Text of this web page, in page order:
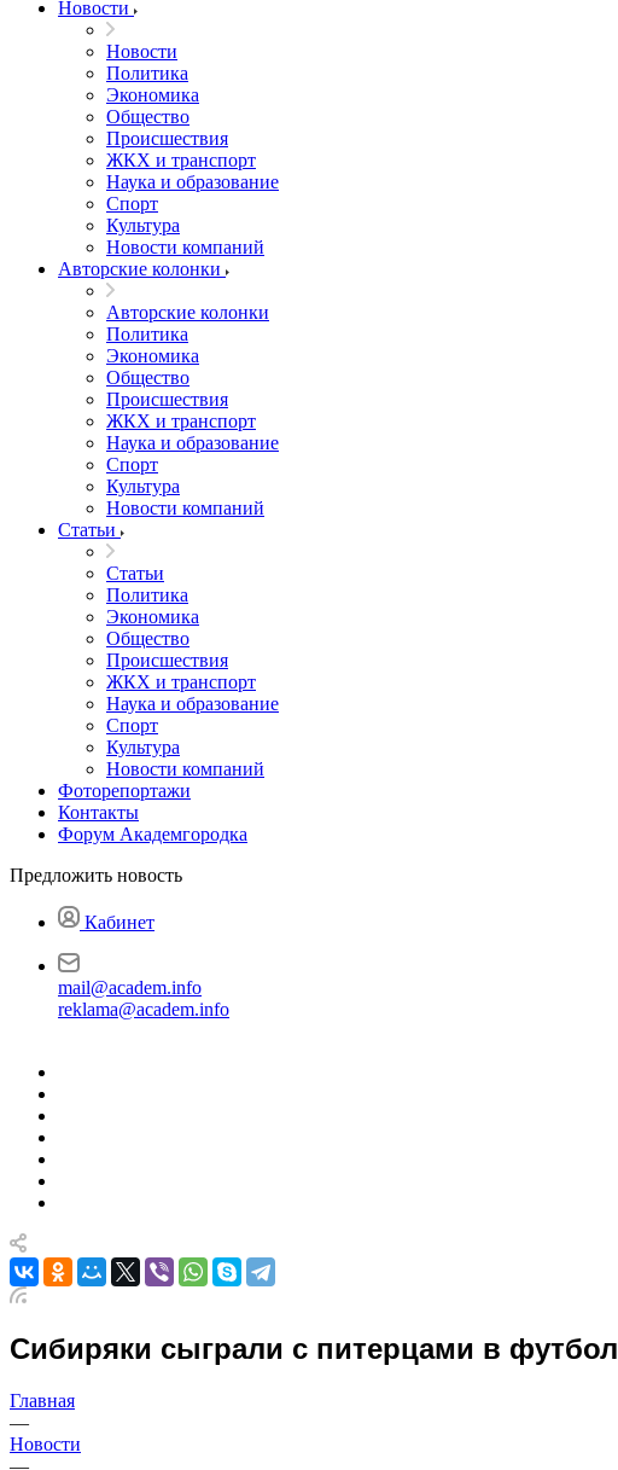
Новости
Новости
Политика
Экономика
Общество
Происшествия
ЖКХ и транспорт
Наука и образование
Спорт
Культура
Новости компаний
Авторские колонки
Авторские колонки
Политика
Экономика
Общество
Происшествия
ЖКХ и транспорт
Наука и образование
Спорт
Культура
Новости компаний
Статьи
Статьи
Политика
Экономика
Общество
Происшествия
ЖКХ и транспорт
Наука и образование
Спорт
Культура
Новости компаний
Фоторепортажи
Контакты
Форум Академгородка
Предложить новость
Кабинет
mail@academ.info
reklama@academ.info
Сибиряки сыграли с питерцами в футбол
Главная
—
Новости
—